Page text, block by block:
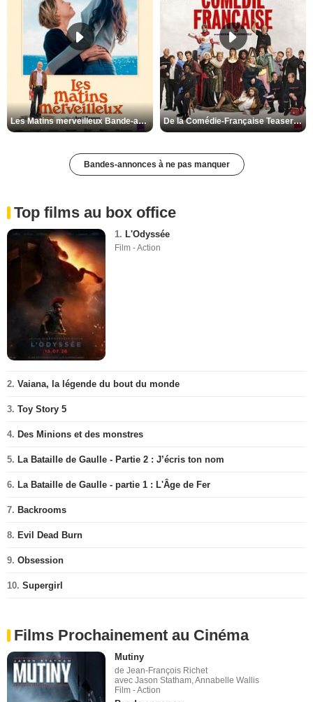
Les Matins merveilleux Bande-annonce VF De la Comédie-Française Teaser VF
Bandes-annonces à ne pas manquer
Top films au box office
1. L'Odyssée
Film - Action
2. Vaiana, la légende du bout du monde
3. Toy Story 5
4. Des Minions et des monstres
5. La Bataille de Gaulle - Partie 2 : J’écris ton nom
6. La Bataille de Gaulle - partie 1 : L'Âge de Fer
7. Backrooms
8. Evil Dead Burn
9. Obsession
10. Supergirl
Films Prochainement au Cinéma
Mutiny
de Jean-François Richet
avec Jason Statham, Annabelle Wallis
Film - Action